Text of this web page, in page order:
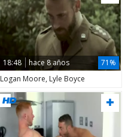
18:48 hace 8 años
71%
Logan Moore, Lyle Boyce